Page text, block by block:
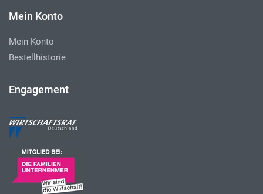
Mein Konto
Mein Konto
Bestellhistorie
Engagement